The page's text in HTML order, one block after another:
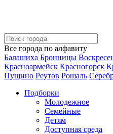
Все города по алфавиту
Балашиха Бронницы
Красноармейск Красногорск
Пущино Реутов Рошаль
Подборки
Молодежное
Семейные
Детям
Доступная среда